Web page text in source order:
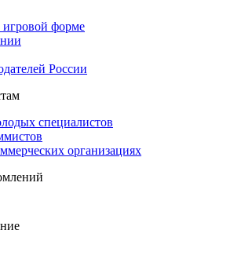
форме
России
специалистов
организациях